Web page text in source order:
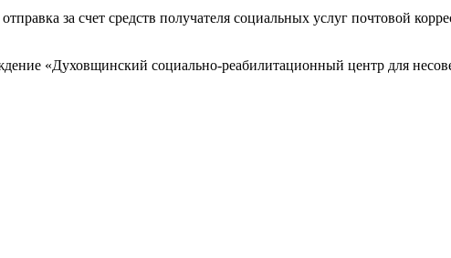
за счет средств получателя социальных услуг почтовой
«Духовщинский социально-реабилитационный центр для